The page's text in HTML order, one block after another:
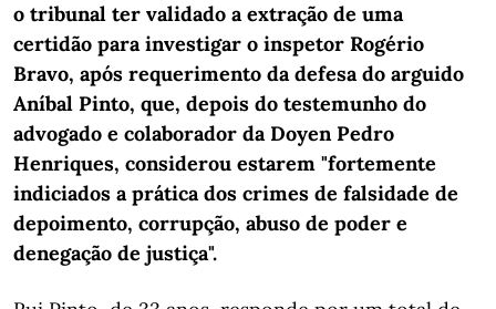
o tribunal ter validado a extração de uma
certidão para investigar o inspetor Rogério
Bravo, após requerimento da defesa do arguido
Aníbal Pinto, que, depois do testemunho do
advogado e colaborador da Doyen Pedro
Henriques, considerou estarem "fortemente
indiciados a prática dos crimes de falsidade de
depoimento, corrupção, abuso de poder e
denegação de justiça".